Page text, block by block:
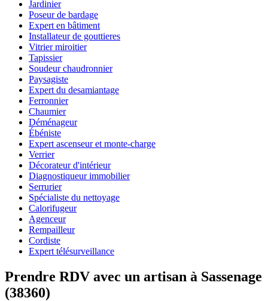
Jardinier
Poseur de bardage
Expert en bâtiment
Installateur de gouttieres
Vitrier miroitier
Tapissier
Soudeur chaudronnier
Paysagiste
Expert du desamiantage
Ferronnier
Chaumier
Déménageur
Ébéniste
Expert ascenseur et monte-charge
Verrier
Décorateur d'intérieur
Diagnostiqueur immobilier
Serrurier
Spécialiste du nettoyage
Calorifugeur
Agenceur
Rempailleur
Cordiste
Expert télésurveillance
Prendre RDV avec un artisan à Sassenage
(38360)